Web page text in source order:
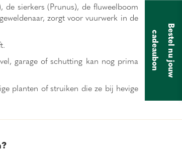
sierkers (Prunus), de fluweelboom
zorgt voor vuurwerk in de
garage of schutting kan nog prima
planten of struiken die ze bij hevige
B
e
s
t
e
l
n
u
j
o
u
w
ca
d
e
a
u
b
o
n